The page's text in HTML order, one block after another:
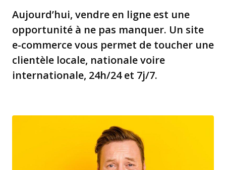
Aujourd’hui, vendre en ligne est une
opportunité à ne pas manquer. Un site
e-commerce vous permet de toucher une
clientèle locale, nationale voire
internationale, 24h/24 et 7j/7.